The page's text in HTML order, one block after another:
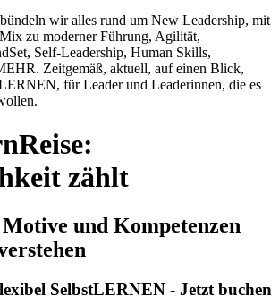
wir alles rund um New Leadership, mit
zu moderner Führung, Agilität,
Self-Leadership, Human Skills,
Zeitgemäß, aktuell, auf einen Blick,
für Leader und Leaderinnen, die es
zählt
und Kompetenzen
SelbstLERNEN - Jetzt buchen